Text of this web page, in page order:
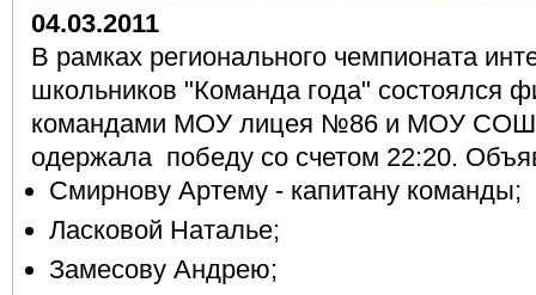
04.03.2011
В рамках регионального чемпионата
школьников "Команда года" состоялся
командами МОУ лицея №86 и МОУ
одержала победу со счетом 22:20.
Смирнову Артему - капитану команды;
Ласковой Наталье;
Замесову Андрею;